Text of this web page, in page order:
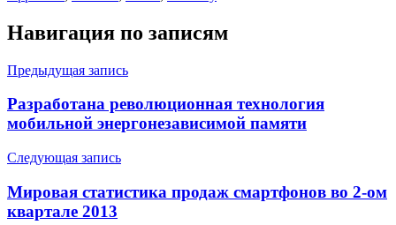
Навигация по записям
Предыдущая запись
Разработана революционная технология
мобильной энергонезависимой памяти
Следующая запись
Мировая статистика продаж смартфонов во 2-ом
квартале 2013